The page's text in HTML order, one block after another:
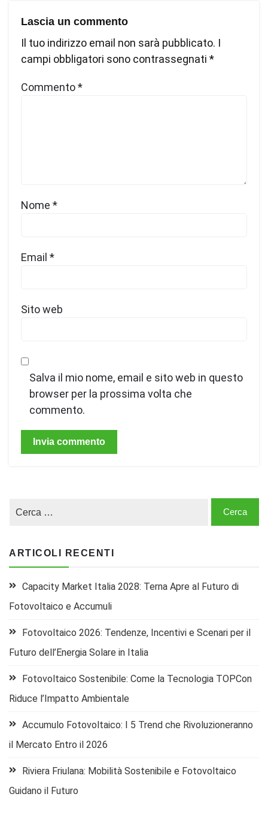
Lascia un commento
Il tuo indirizzo email non sarà pubblicato. I
campi obbligatori sono contrassegnati *
Commento*
Nome *
Email *
Sito web
Salva il mio nome, email e sito web in questo
browser per la prossima volta che
commento.
ARTICOLI RECENTI
Capacity Market Italia 2028: Terna Apre al Futuro di
Fotovoltaico e Accumuli
Fotovoltaico 2026: Tendenze, Incentivi e Scenari per il
Futuro dell’Energia Solare in Italia
Fotovoltaico Sostenibile: Come la Tecnologia TOPCon
Riduce l’Impatto Ambientale
Accumulo Fotovoltaico: I 5 Trend che Rivoluzioneranno
il Mercato Entro il 2026
Riviera Friulana: Mobilità Sostenibile e Fotovoltaico
Guidano il Futuro